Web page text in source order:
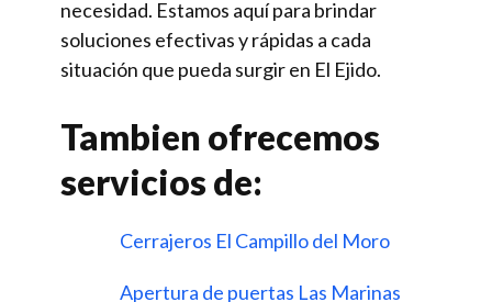
necesidad. Estamos aquí para brindar
soluciones efectivas y rápidas a cada
situación que pueda surgir en El Ejido.
Tambien ofrecemos
servicios de:
Cerrajeros El Campillo del Moro
Apertura de puertas Las Marinas